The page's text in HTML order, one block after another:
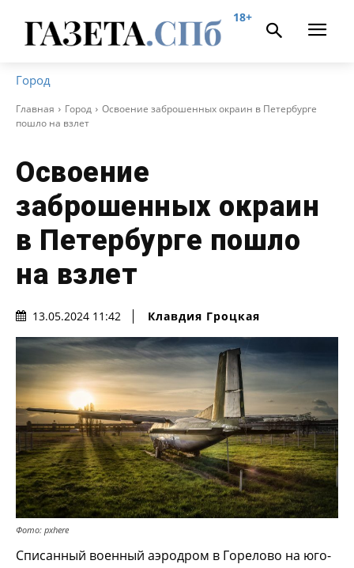
18+
Город
Главная Город
Освоение заброшенных окраин в Петербурге
пошло на взлет
Освоение
заброшенных окраин
в Петербурге пошло
на взлет
13.05.2024 11:42 Клавдия Гроцкая
Фото: pxhere
Списанный военный аэродром в Горелово на юго-